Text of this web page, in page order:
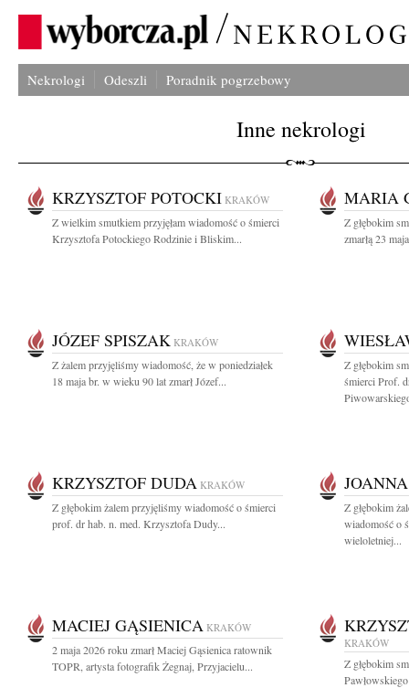
Nekrologi Odeszli Poradnik pogrzebowy
Inne nekrologi
KRZYSZTOF POTOCKI KRAKÓW
Z wielkim smutkiem przyjęłam wiadomość o śmierci
Krzysztofa Potockiego Rodzinie i Bliskim...
MARIA
Z głębokim
zmarłą 23
JÓZEF SPISZAK KRAKÓW
Z żalem przyjęliśmy wiadomość, że w poniedziałek
18 maja br. w wieku 90 lat zmarł Józef...
Z głębokim
śmierci Prof.
KRZYSZTOF DUDA KRAKÓW
Z głębokim żalem przyjęliśmy wiadomość o śmierci
prof. dr hab. n. med. Krzysztofa Dudy...
Z głębokim
wiadomość o
wieloletniej...
MACIEJ GĄSIENICA KRAKÓW
2 maja 2026 roku zmarł Maciej Gąsienica ratownik
TOPR, artysta fotografik Żegnaj, Przyjacielu...
KRAKÓW
Z głębokim